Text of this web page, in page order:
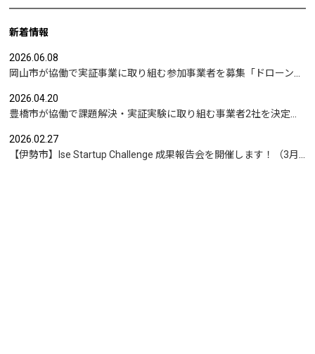
新着情報
2026.06.08
2026.04.20
2026.02.27